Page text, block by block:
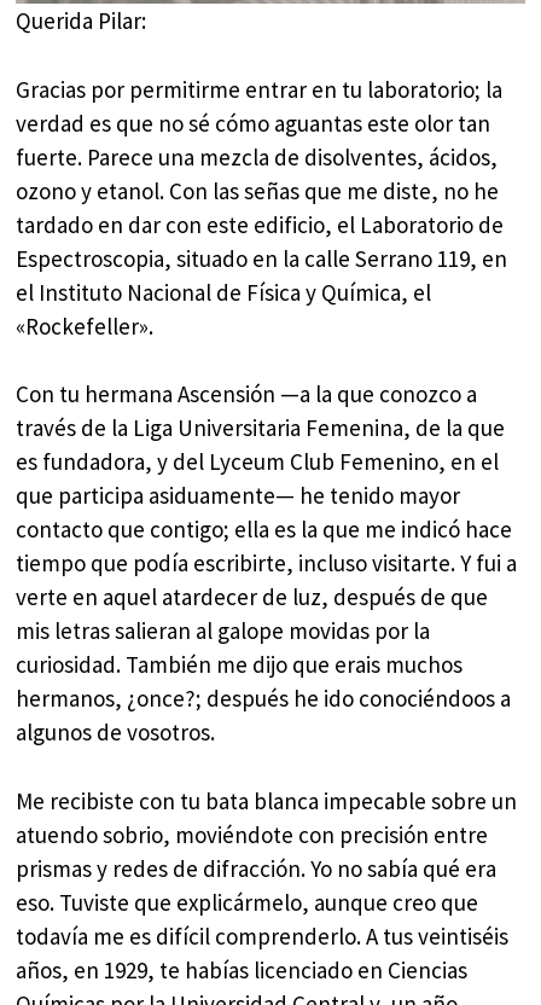
Querida Pilar:
Gracias por permitirme entrar en tu laboratorio; la
verdad es que no sé cómo aguantas este olor tan
fuerte. Parece una mezcla de disolventes, ácidos,
ozono y etanol. Con las señas que me diste, no he
tardado en dar con este edificio, el Laboratorio de
Espectroscopia, situado en la calle Serrano 119, en
el Instituto Nacional de Física y Química, el
«Rockefeller».
Con tu hermana Ascensión —a la que conozco a
través de la Liga Universitaria Femenina, de la que
es fundadora, y del Lyceum Club Femenino, en el
que participa asiduamente— he tenido mayor
contacto que contigo; ella es la que me indicó hace
tiempo que podía escribirte, incluso visitarte. Y fui a
verte en aquel atardecer de luz, después de que
mis letras salieran al galope movidas por la
curiosidad. También me dijo que erais muchos
hermanos, ¿once?; después he ido conociéndoos a
algunos de vosotros.
Me recibiste con tu bata blanca impecable sobre un
atuendo sobrio, moviéndote con precisión entre
prismas y redes de difracción. Yo no sabía qué era
eso. Tuviste que explicármelo, aunque creo que
todavía me es difícil comprenderlo. A tus veintiséis
años, en 1929, te habías licenciado en Ciencias